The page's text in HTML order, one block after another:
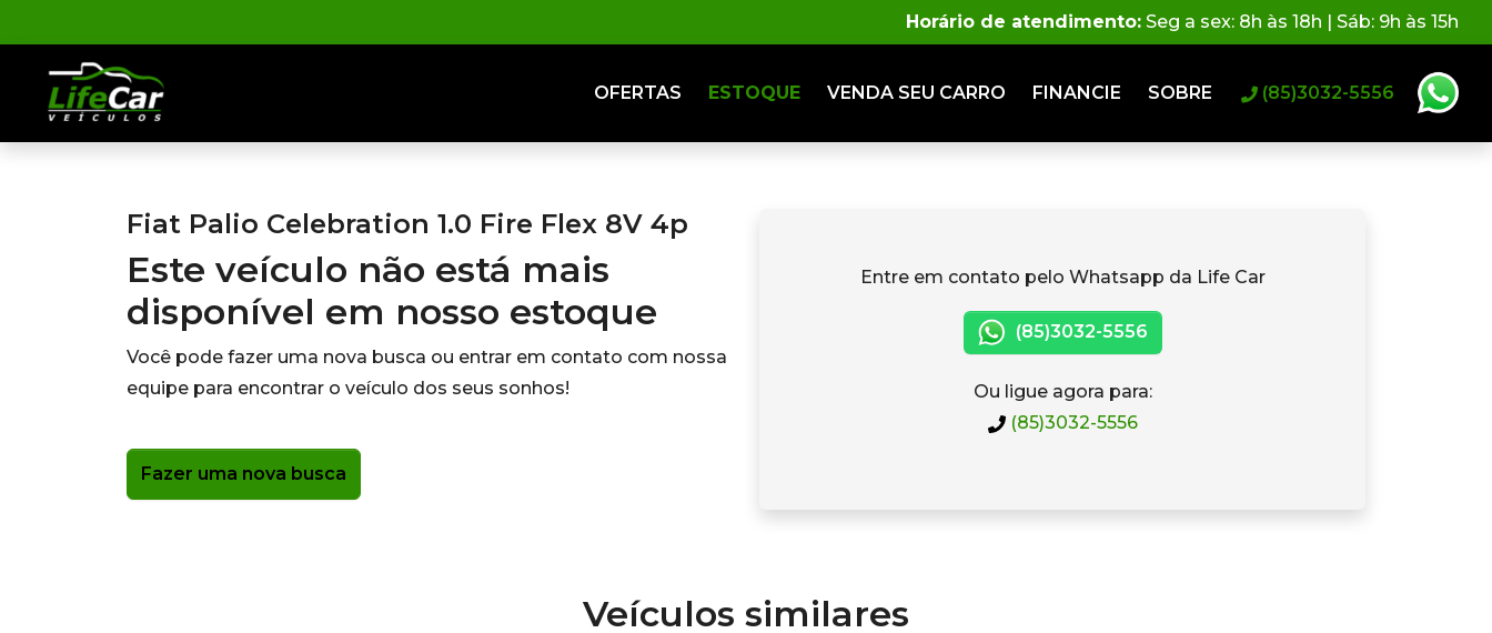
Horário de atendimento: Seg a sex: 8h às 18h | Sáb: 9h às 15h
OFERTAS ESTOQUE VENDA SEU CARRO FINANCIE SOBRE (85)3032-5556
Fiat Palio Celebration 1.0 Fire Flex 8V 4p
Este veículo não está mais
disponível em nosso estoque
Você pode fazer uma nova busca ou entrar em contato com nossa
equipe para encontrar o veículo dos seus sonhos!
Fazer uma nova busca
Entre em contato pelo Whatsapp da Life Car
(85)3032-5556
Ou ligue agora para:
(85)3032-5556
Veículos similares